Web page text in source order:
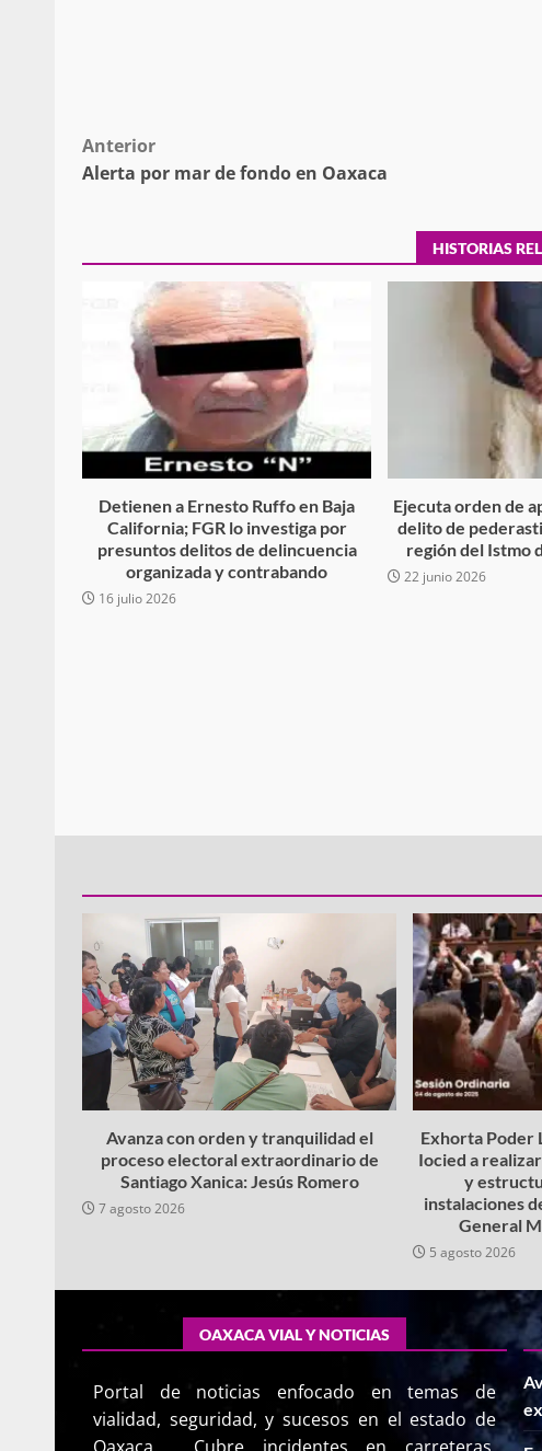
Post
navigation
Anterior
Alerta por mar de fondo en Oaxaca
HISTORIAS
Detienen a Ernesto Ruffo en Baja
California; FGR lo investiga por
presuntos delitos de delincuencia
organizada y contrabando
16 julio 2026
Ejecuta orden de
delito de
región del Istmo
22 junio 2026
SE BUSCA A RECIÉN
admin
Policía Municipal frustra
violencia y auxilia a
Avanza con orden y tranquilidad el
proceso electoral extraordinario de
Santiago Xanica: Jesús Romero
7 agosto 2026
Exhorta Poder
Iocied a
y
instalaciones
General
5 agosto 2026
OAXACA VIAL Y NOTICIAS
Portal de noticias enfocado en temas de
vialidad, seguridad, y sucesos en el estado de